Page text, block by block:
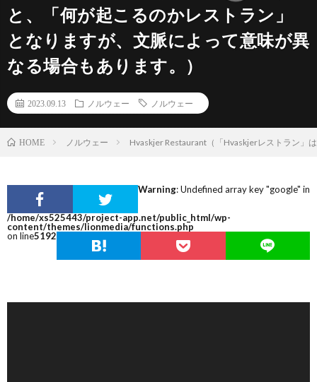
と、「何が起こるのかレストラン」
となりますが、文脈によって意味が異
なる場合もあります。）
2023.09.13 ノルウェー ノルウェー
HOME ノルウェー Hvaskjer Restaurant（「Hvaskjerレストラン」
Warning: Undefined array key "google" in
/home/xs525443/project-app.net/public_html/wp-
content/themes/lionmedia/functions.php
on line5192